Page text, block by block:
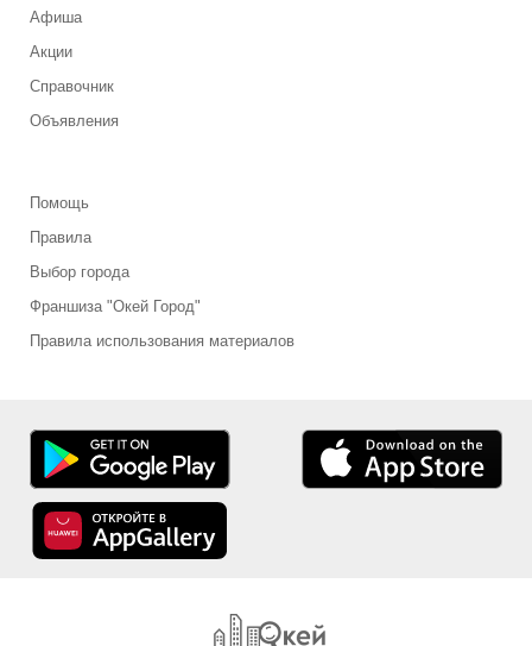
Афиша
Акции
Справочник
Объявления
Помощь
Правила
Выбор города
Франшиза "Окей Город"
Правила использования материалов